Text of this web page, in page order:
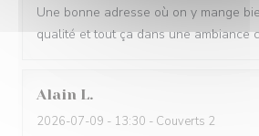
Une bonne adresse où on y mange
qualité et tout ça dans une ambiance
Alain L
2026-07-09 - 13:30 - Couverts 2